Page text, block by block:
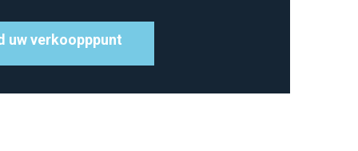
uw verkoopppunt